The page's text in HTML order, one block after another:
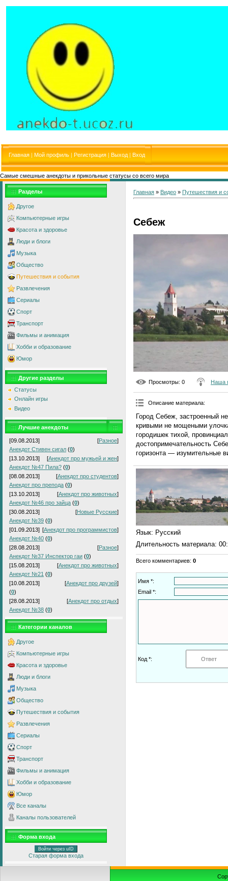
Главная | Мой профиль | Регистрация | Выход | Вход
Самые смешные анекдоты и прикольные статусы со всего мира
Разделы
Другое
Компьютерные игры
Красота и здоровье
Люди и блоги
Музыка
Общество
Путешествия и события
Развлечения
Сериалы
Спорт
Транспорт
Фильмы и анимация
Хобби и образование
Юмор
Другие разделы
Статусы
Онлайн игры
Видео
Лучшие анекдоты
[09.08.2013] [Разное]
Анекдот Стивен сигал (0)
[13.10.2013]
[Анекдот про мужьей и жен]
Анекдот №47 Пила? (0)
[08.08.2013]
[Анекдот про студентов]
Анекдот про препода (0)
[13.10.2013]
[Анекдот про животных]
Анекдот №46 про зайца (0)
[30.08.2013]
[Новые Русские]
Анекдот №39 (0)
[01.09.2013] [Анекдот про программистов]
Анекдот №40 (0)
[28.08.2013]
[Разное]
Анекдот №37 Инспектор гаи (0)
[15.08.2013]
[Анекдот про животных]
Анекдот №21 (0)
[10.08.2013]
[Анекдот про друзей]
(0)
[28.08.2013]
[Анекдот про отдых]
Анекдот №38 (0)
Категории каналов
Другое
Компьютерные игры
Красота и здоровье
Люди и блоги
Музыка
Общество
Путешествия и события
Развлечения
Сериалы
Спорт
Транспорт
Фильмы и анимация
Хобби и образование
Юмор
Все каналы
Каналы пользователей
Форма входа
Войти через uID
Старая форма входа
Главная » Видео » Путешествия и
Себеж
Просмотры: 0 Наша
Описание материала:
Город Себеж, застроенный
кривыми не мощеными
городишек тихой,
достопримечательность
горизонта — изумительные
Язык: Русский
Длительность материала:
Всего комментариев: 0
Имя *:
Email *:
Код *: